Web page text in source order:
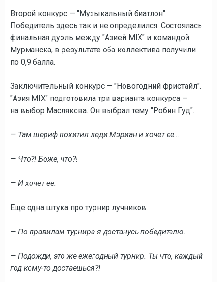
Второй конкурс — "Музыкальный биатлон".
Победитель здесь так и не определился. Состоялась
финальная дуэль между "Азией MIX" и командой
Мурманска, в результате оба коллектива получили
по 0,9 балла.
Заключительный конкурс — "Новогодний фристайл".
"Азия MIX" подготовила три варианта конкурса —
на выбор Маслякова. Он выбрал тему "Робин Гуд".
— Там шериф похитил леди Мэриан и хочет ее…
— Что?! Боже, что?!
— И хочет ее.
Еще одна штука про турнир лучников:
— По правилам турнира я достанусь победителю.
— Подожди, это же ежегодный турнир. Ты что, каждый
год кому-то достаешься?!